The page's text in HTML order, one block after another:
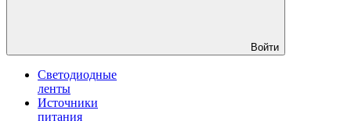
Войти
Светодиодные
ленты
Источники
питания